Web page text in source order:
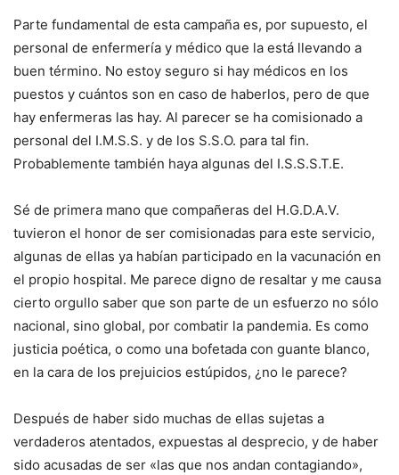
Parte fundamental de esta campaña es, por supuesto, el
personal de enfermería y médico que la está llevando a
buen término. No estoy seguro si hay médicos en los
puestos y cuántos son en caso de haberlos, pero de que
hay enfermeras las hay. Al parecer se ha comisionado a
personal del I.M.S.S. y de los S.S.O. para tal fin.
Probablemente también haya algunas del I.S.S.S.T.E.
Sé de primera mano que compañeras del H.G.D.A.V.
tuvieron el honor de ser comisionadas para este servicio,
algunas de ellas ya habían participado en la vacunación en
el propio hospital. Me parece digno de resaltar y me causa
cierto orgullo saber que son parte de un esfuerzo no sólo
nacional, sino global, por combatir la pandemia. Es como
justicia poética, o como una bofetada con guante blanco,
en la cara de los prejuicios estúpidos, ¿no le parece?
Después de haber sido muchas de ellas sujetas a
verdaderos atentados, expuestas al desprecio, y de haber
sido acusadas de ser «las que nos andan contagiando»,